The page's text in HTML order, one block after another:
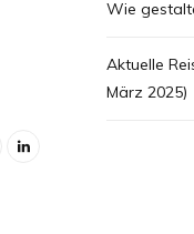
Wie
Aktuelle
März 2025)